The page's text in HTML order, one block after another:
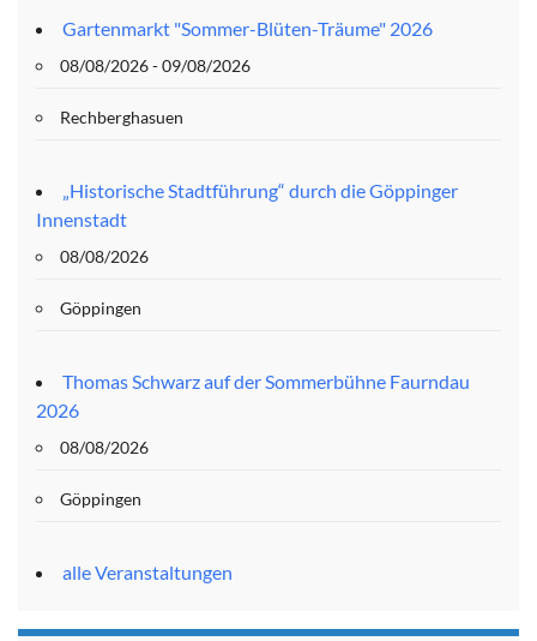
Gartenmarkt "Sommer-Blüten-Träume" 2026
08/08/2026 - 09/08/2026
Rechberghasuen
„Historische Stadtführung“ durch die Göppinger
Innenstadt
08/08/2026
Göppingen
Thomas Schwarz auf der Sommerbühne Faurndau
2026
08/08/2026
Göppingen
alle Veranstaltungen